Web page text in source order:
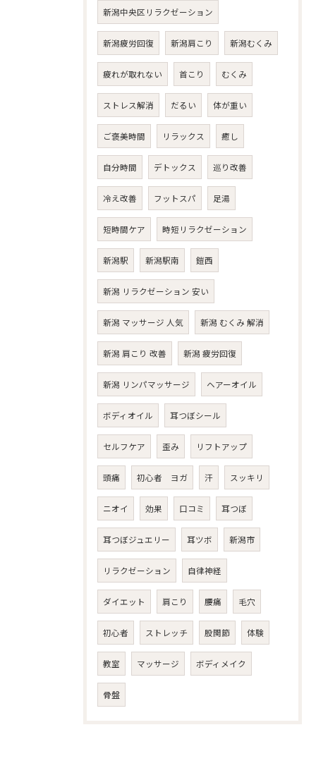
新潟中央区リラクゼーション
新潟疲労回復 新潟肩こり 新潟むくみ
疲れが取れない 首こり むくみ
ストレス解消 だるい 体が重い
ご褒美時間 リラックス 癒し
自分時間 デトックス 巡り改善
冷え改善 フットスパ 足湯
短時間ケア 時短リラクゼーション
新潟駅 新潟駅南 鎧西
新潟 リラクゼーション 安い
新潟 マッサージ 人気 新潟 むくみ 解消
新潟 肩こり 改善 新潟 疲労回復
新潟 リンパマッサージ ヘアーオイル
ボディオイル 耳つぼシール
セルフケア 歪み リフトアップ
頭痛 初心者 ヨガ 汗 スッキリ
ニオイ 効果 口コミ 耳つぼ
耳つぼジュエリー 耳ツボ 新潟市
リラクゼーション 自律神経
ダイエット 肩こり 腰痛 毛穴
初心者 ストレッチ 股関節 体験
教室 マッサージ ボディメイク
骨盤